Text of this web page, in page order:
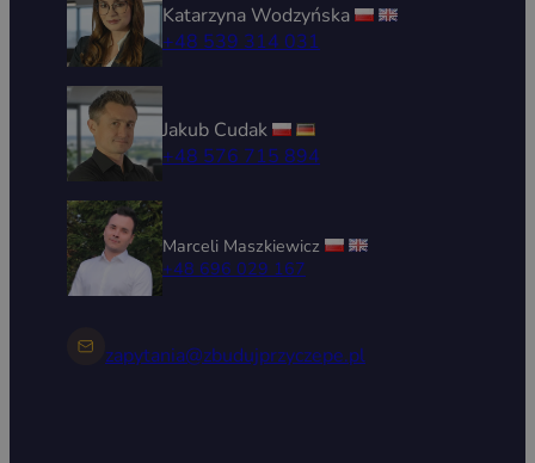
Katarzyna Wodzyńska
+48 539 314 031
Jakub Cudak
+48 576 715 894
Marceli Maszkiewicz
+48 696 029 167
zapytania@zbudujprzyczepe.pl